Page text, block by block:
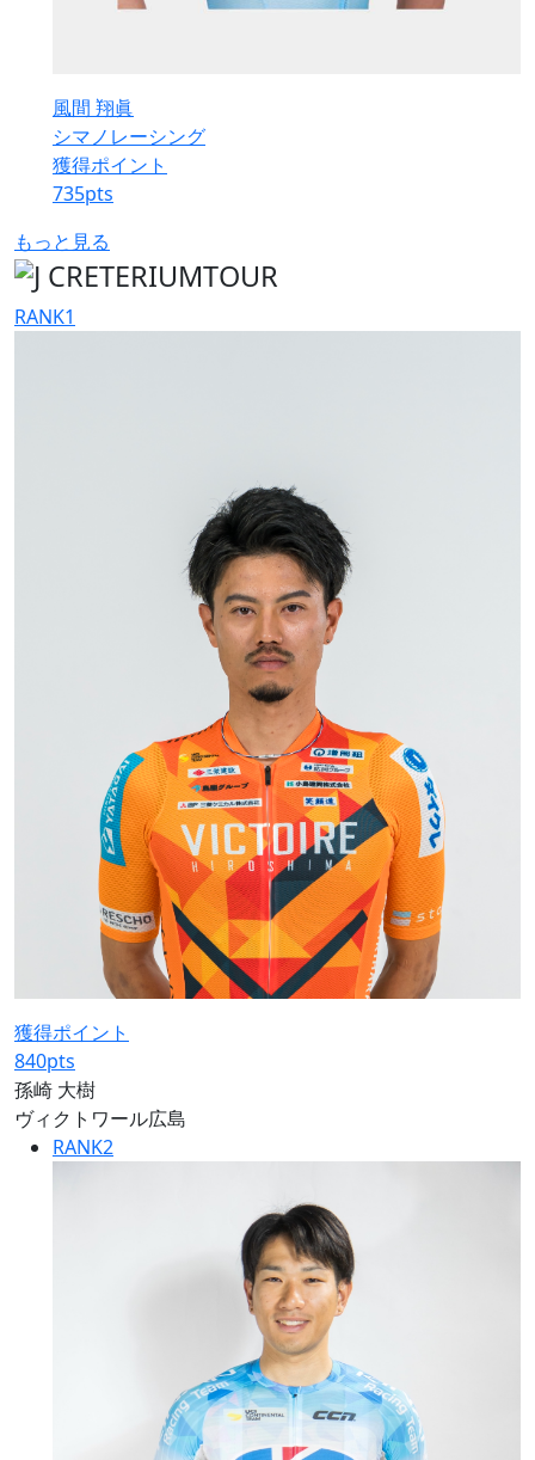
風間 翔眞
シマノレーシング
獲得ポイント
735pts
もっと見る
RANK1
獲得ポイント
840pts
孫崎 大樹
ヴィクトワール広島
RANK2